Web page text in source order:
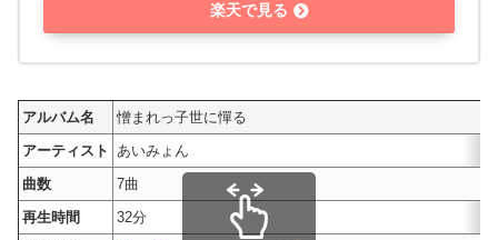
楽天で見る
アルバム名
憎まれっ子世に憚る
アーティスト
あいみょん
曲数
7曲
再生時間
32分